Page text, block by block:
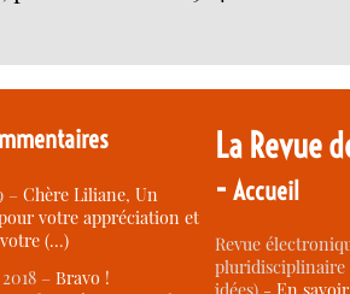
–Chère Liliane, Un
votre appréciation et
(…)
–Bravo !
La Revue
-Accueil
Revue
idées) -En